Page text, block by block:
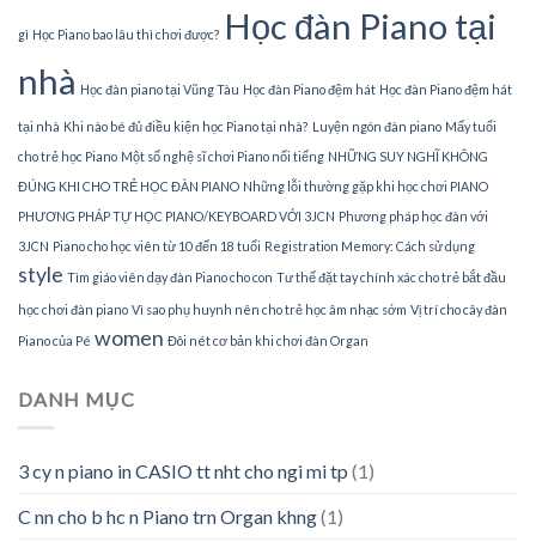
gì Học Piano bao lâu thì chơi được? Học đàn Piano tại
nhà Học đàn piano tại Vũng Tàu Học đàn Piano đệm hát Học đàn Piano đệm hát
tại nhà Khi nào bé đủ điều kiện học Piano tại nhà? Luyện ngón đàn piano Mấy tuổi
cho trẻ học Piano Một số nghệ sĩ chơi Piano nổi tiếng NHỮNG SUY NGHĨ KHÔNG
ĐÚNG KHI CHO TRẺ HỌC ĐÀN PIANO Những lỗi thường gặp khi học chơi PIANO
PHƯƠNG PHÁP TỰ HỌC PIANO/KEYBOARD VỚI 3JCN Phương pháp học đàn với
3JCN Piano cho học viên từ 10 đến 18 tuổi Registration Memory: Cách sử dụng
style Tìm giáo viên dạy đàn Piano cho con Tư thế đặt tay chính xác cho trẻ bắt đầu
học chơi đàn piano Vì sao phụ huynh nên cho trẻ học âm nhạc sớm Vị trí cho cây đàn
Piano của Pé women Đôi nét cơ bản khi chơi đàn Organ
DANH MỤC
3 cy n piano in CASIO tt nht cho ngi mi tp (1)
C nn cho b hc n Piano trn Organ khng(1)